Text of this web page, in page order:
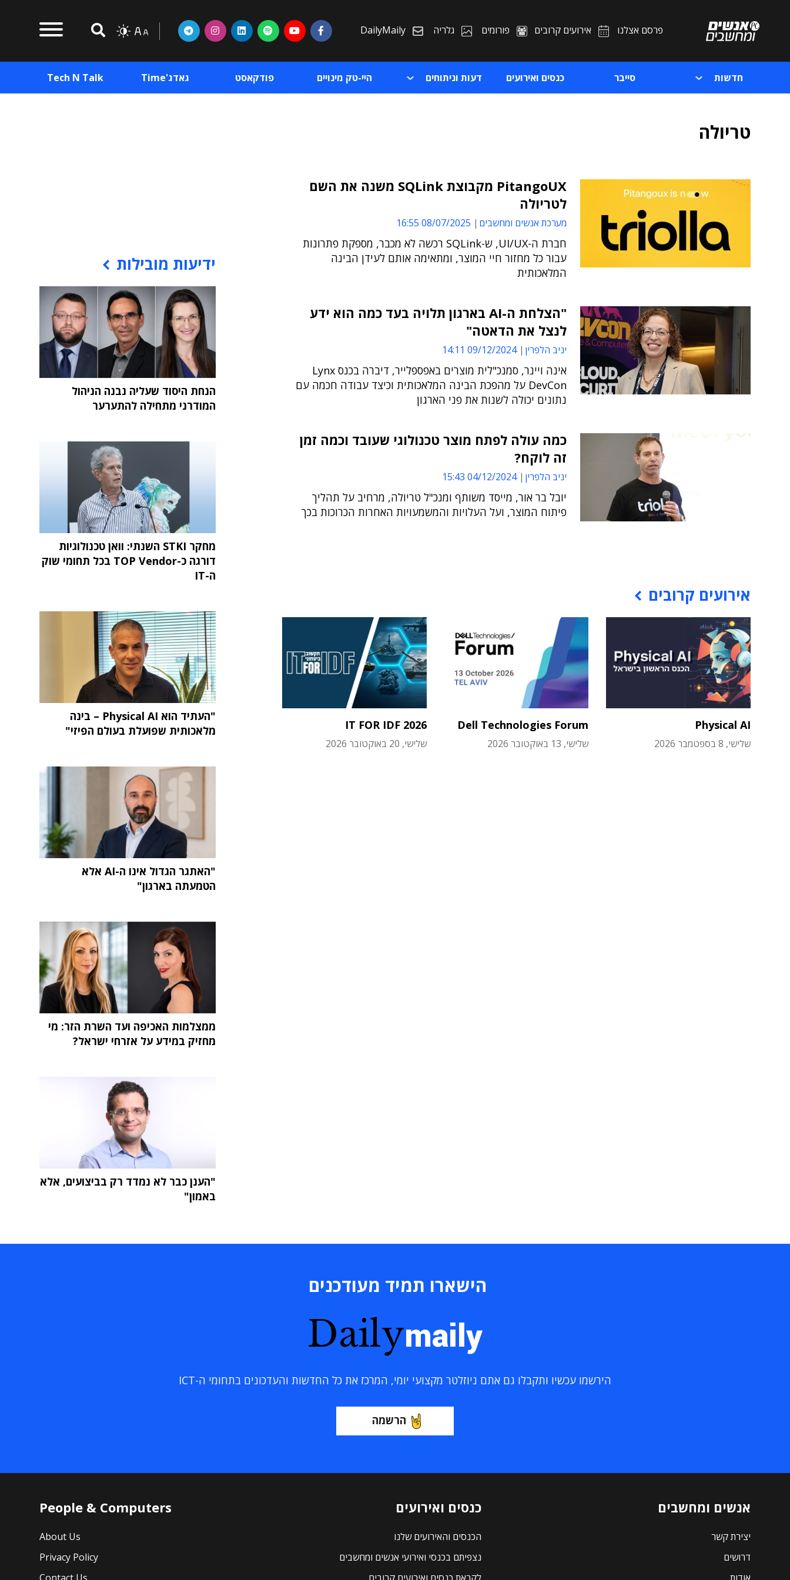
פרסם אצלנו אירועים קרובים פורומים גלריה DailyMaily
חדשות סייבר כנסים ואירועים דעות וניתוחים היי-טק מינויים פודקאסט גאדג'Time Tech N Talk
טריולה
PitangoUX מקבוצת SQLink משנה את השם
לטריולה
מערכת אנשים ומחשבים 08/07/2025 16:55
חברת ה-UI/UX, ש-SQLink רכשה לא מכבר, מספקת פתרונות
עבור כל מחזור חיי המוצר, ומתאימה אותם לעידן הבינה
המלאכותית
"הצלחת ה-AI בארגון תלויה בעד כמה הוא ידע
לנצל את הדאטה"
יניב הלפרין 09/12/2024 14:11
אינה ויינר, סמנכ"לית מוצרים באפספלייר, דיברה בכנס Lynx
DevCon על מהפכת הבינה המלאכותית וכיצד עבודה חכמה עם
נתונים יכולה לשנות את פני הארגון
כמה עולה לפתח מוצר טכנולוגי שעובד וכמה זמן
זה לוקח?
יניב הלפרין 04/12/2024 15:43
יובל בר אור, מייסד משותף ומנכ"ל טריולה, מרחיב על תהליך
פיתוח המוצר, ועל העלויות והמשמעויות האחרות הכרוכות בכך
אירועים קרובים
Physical AI
שלישי, 8 בספטמבר 2026
Dell Technologies Forum
שלישי, 13 באוקטובר 2026
IT FOR IDF 2026
שלישי, 20 באוקטובר 2026
ידיעות מובילות
הנחת היסוד שעליה נבנה הניהול
המודרני מתחילה להתערער
מחקר STKI השנתי: וואן טכנולוגיות
דורגה כ-TOP Vendor בכל תחומי שוק
ה-IT
"העתיד הוא Physical AI – בינה
מלאכותית שפועלת בעולם הפיזי"
"האתגר הגדול אינו ה-AI אלא
הטמעתה בארגון"
ממצלמות האכיפה ועד השרת הזר: מי
מחזיק במידע על אזרחי ישראל?
"הענן כבר לא נמדד רק בביצועים, אלא
באמון"
הישארו תמיד מעודכנים
Dailymaily
הירשמו עכשיו ותקבלו גם אתם ניוזלטר מקצועי יומי, המרכז את כל החדשות והעדכונים בתחומי ה-ICT
הרשמה
אנשים ומחשבים
יצירת קשר
דרושים
כנסים ואירועים
הכנסים והאירועים שלנו
נצפיתם בכנסי ואירועי אנשים ומחשבים
People & Computers
About Us
Privacy Policy